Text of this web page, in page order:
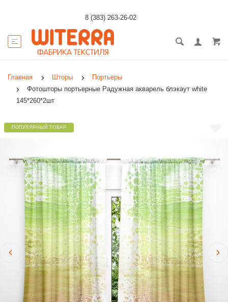
8 (383) 263-26-02
Главная Шторы
Портьеры
Фотошторы портьерные Радужная акварель блэкаут white
145*260*2шт
ПОПУЛЯРНЫЙ ТОВАР